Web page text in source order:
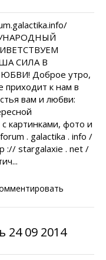
СИЛА В
Доброе утро,
приходит к нам в
вам и любви:
картинками, фото и
. galactika . info /
:// stargalaxie . net /
24 09 2014